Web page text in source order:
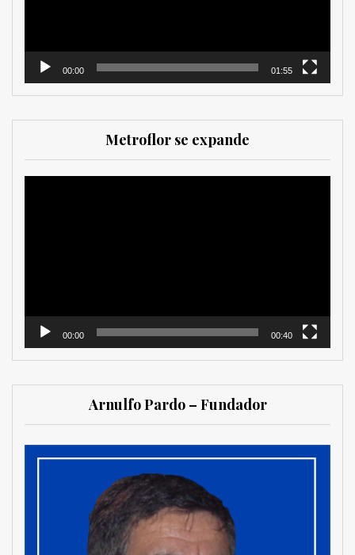
00:00 01:55
Metroflor se expande
00:00 00:40
Arnulfo Pardo – Fundador